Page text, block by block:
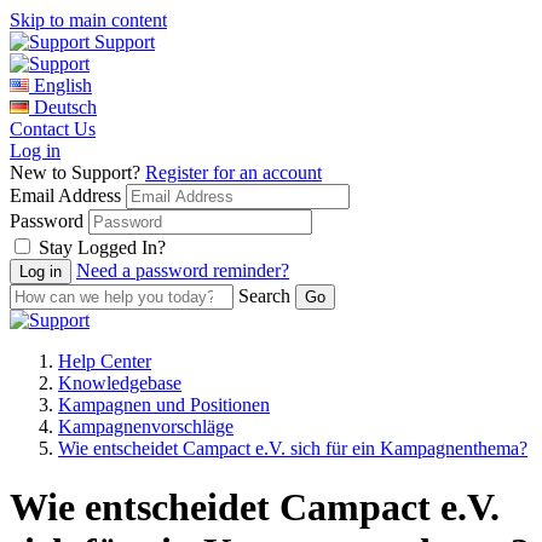
Skip to main content
Support
English
Deutsch
Contact Us
Log in
New to Support? Register for an account
Email Address
Password
Stay Logged In?
Need a password reminder?
Search
Help Center
Knowledgebase
Kampagnen und Positionen
Kampagnenvorschläge
Wie entscheidet Campact e.V. sich für ein Kampagnenthema?
Wie entscheidet Campact e.V.